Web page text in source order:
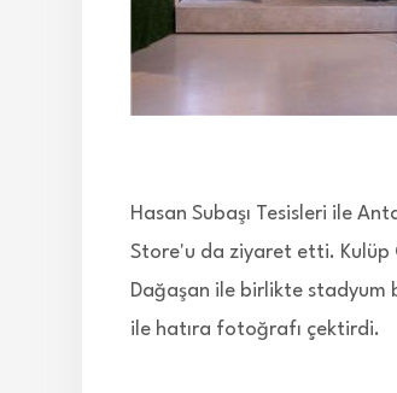
Hasan Subaşı Tesisleri ile
Store'u da ziyaret etti. Kulüp
Dağaşan ile birlikte stadyum
ile hatıra fotoğrafı çektirdi.